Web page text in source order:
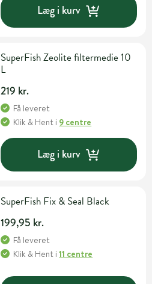
Læg i kurv
SuperFish Zeolite filtermedie 10
L
219 kr.
Få leveret
Klik & Hent i 9 centre
Læg i kurv
SuperFish Fix & Seal Black
199,95 kr.
Få leveret
Klik & Hent i11 centre